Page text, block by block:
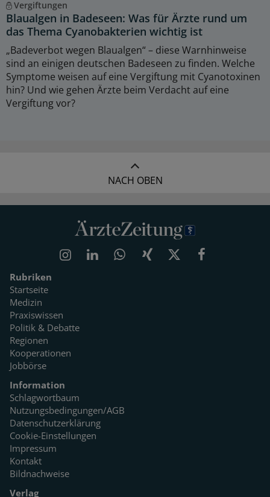
Vergiftungen
Blaualgen in Badeseen: Was für Ärzte rund um
das Thema Cyanobakterien wichtig ist
„Badeverbot wegen Blaualgen“ – diese Warnhinweise
sind an einigen deutschen Badeseen zu finden. Welche
Symptome weisen auf eine Vergiftung mit Cyanotoxinen
hin? Und wie gehen Ärzte beim Verdacht auf eine
Vergiftung vor?
NACH OBEN
Rubriken
Startseite
Medizin
Praxiswissen
Politik & Debatte
Regionen
Kooperationen
Jobbörse
Information
Schlagwortbaum
Nutzungsbedingungen/AGB
Datenschutzerklärung
Cookie-Einstellungen
Impressum
Kontakt
Bildnachweise
Verlag